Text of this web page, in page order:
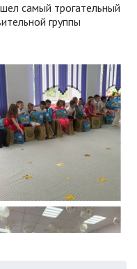
самый трогательный
группы